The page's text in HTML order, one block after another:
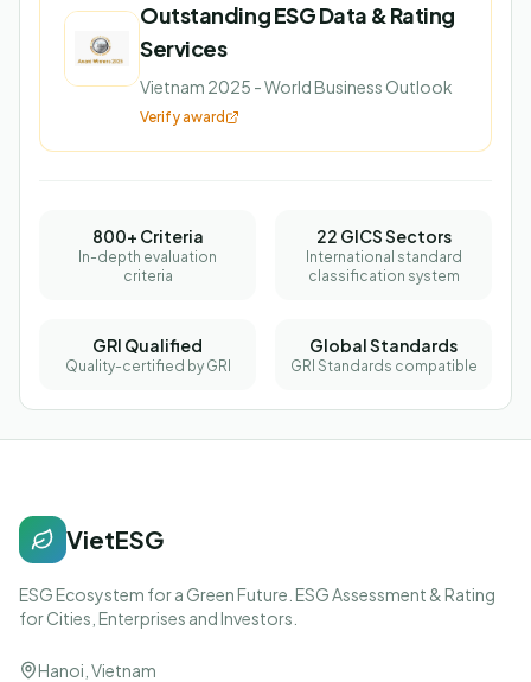
Outstanding ESG Data & Rating
Services
Vietnam 2025 - World Business Outlook
Verify award
800+ Criteria
In-depth evaluation
criteria
22 GICS Sectors
International standard
classification system
GRI Qualified
Quality-certified by GRI
Global Standards
GRI Standards compatible
VietESG
ESG Ecosystem for a Green Future. ESG Assessment & Rating
for Cities, Enterprises and Investors.
Hanoi, Vietnam